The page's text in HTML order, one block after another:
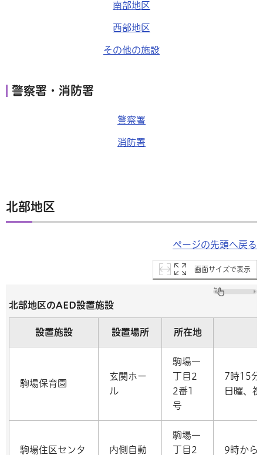
南部地区
西部地区
その他の施設
警察署・消防署
警察署
消防署
北部地区
ページの先頭へ戻る
画面サイズで表示
北部地区のAED設置施設
設置施設 設置場所 所在地
駒場保育園
玄関ホー
ル
駒場一
丁目2
2番1
号
7時15
日曜、
駒場住区センタ
内側自動
駒場一
丁目2
9時から